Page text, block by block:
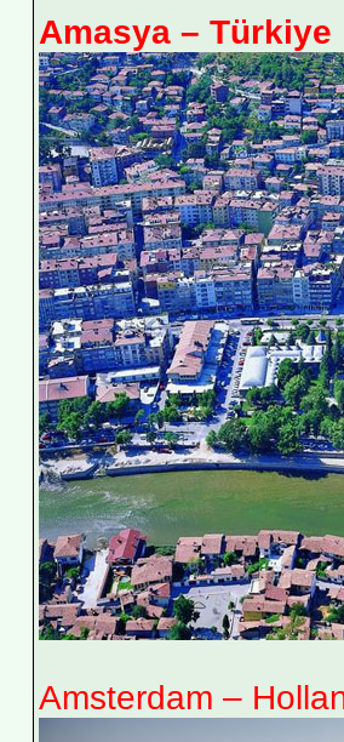
Amasya – Türkiye
Amsterdam –